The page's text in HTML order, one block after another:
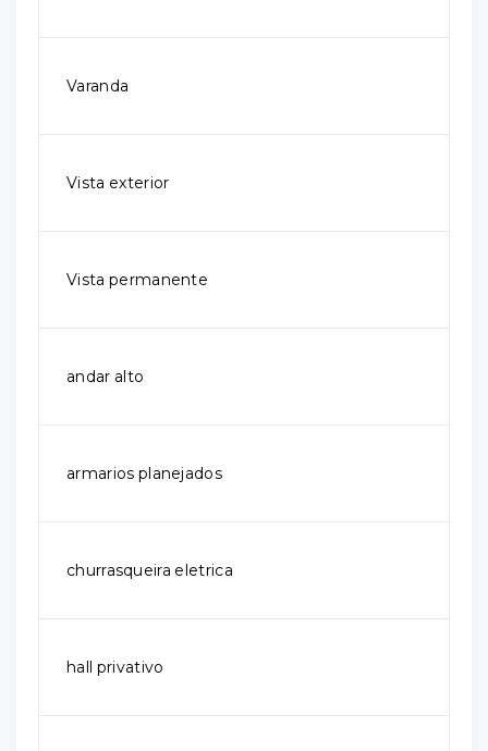
Varanda
Vista exterior
Vista permanente
andar alto
armarios planejados
churrasqueira eletrica
hall privativo